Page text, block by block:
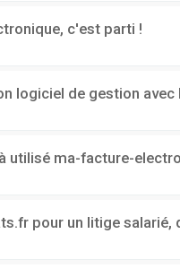
c'est parti !
logiciel de gestion
utilisé ma-facture-
pour un litige salarié,